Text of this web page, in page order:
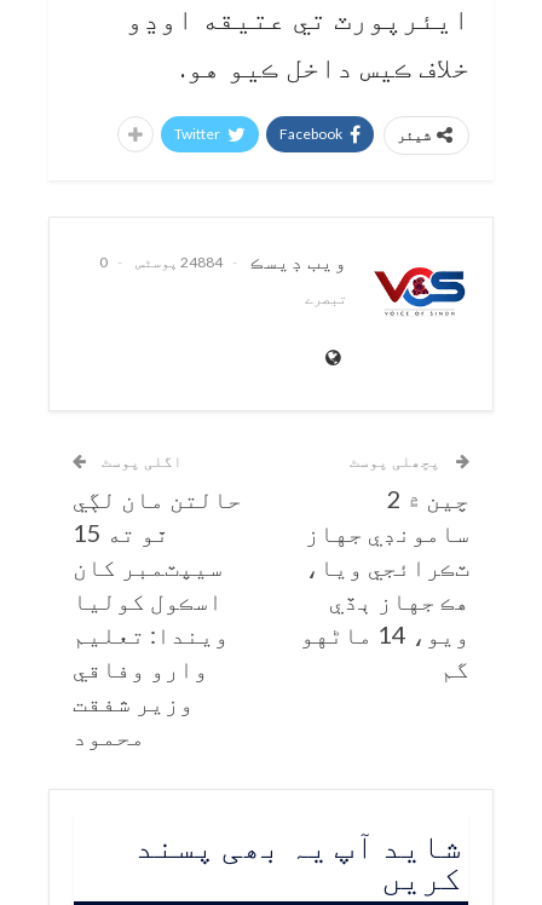
ايئرپورٽ تي عتيقه اوڍو
خلاف ڪيس داخل ڪيو هو.
شیئر Facebook
Twitter
ويب ڊيسڪ 24884 پوسٹس
0
تبصرے
پچھلی پوسٹ
چين ۾ 2
سامونڊي جهاز
ٽڪرائجي ويا،
هڪ جهاز ٻڏي
ويو، 14 ماڻهو
گم
اگلی پوسٹ
حالتن مان لڳي
ٿو ته 15
سيپٽمبر کان
اسڪول کوليا
ويندا: تعليم
وارو وفاقي
وزير شفقت
محمود
شاید آپ یہ بھی پسند
کریں